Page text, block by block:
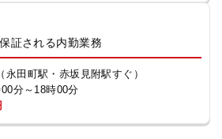
証される内勤業務
永田町駅・赤坂見附駅すぐ）
分～18時00分